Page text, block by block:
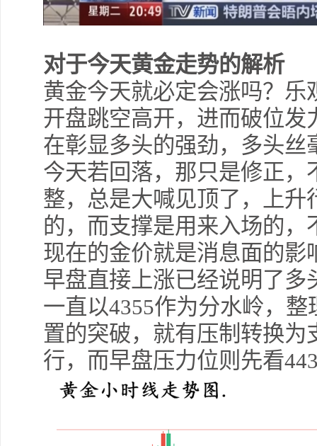
对于今天黄金走势的解析
黄金今天就必定会涨吗？
开盘跳空高开，进而破位
在彰显多头的强劲，多头
今天若回落，那只是修正
整，总是大喊见顶了，上
的，而支撑是用来入场的，
现在的金价就是消息面的
早盘直接上涨已经说明了
一直以4355作为分水岭，
置的突破，就有压制转换
行，而早盘压力位则先看